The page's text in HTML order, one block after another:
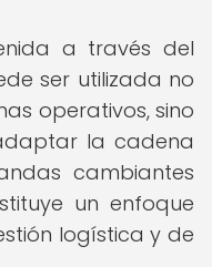
a través del
ser utilizada no
operativos, sino
la cadena
cambiantes
un enfoque
logística y de